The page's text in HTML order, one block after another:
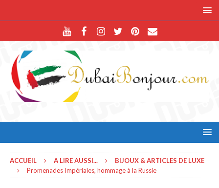
ACCUEIL A LIRE AUSSI...
BIJOUX & ARTICLES DE LUXE
Promenades Impériales, hommage à la Russie